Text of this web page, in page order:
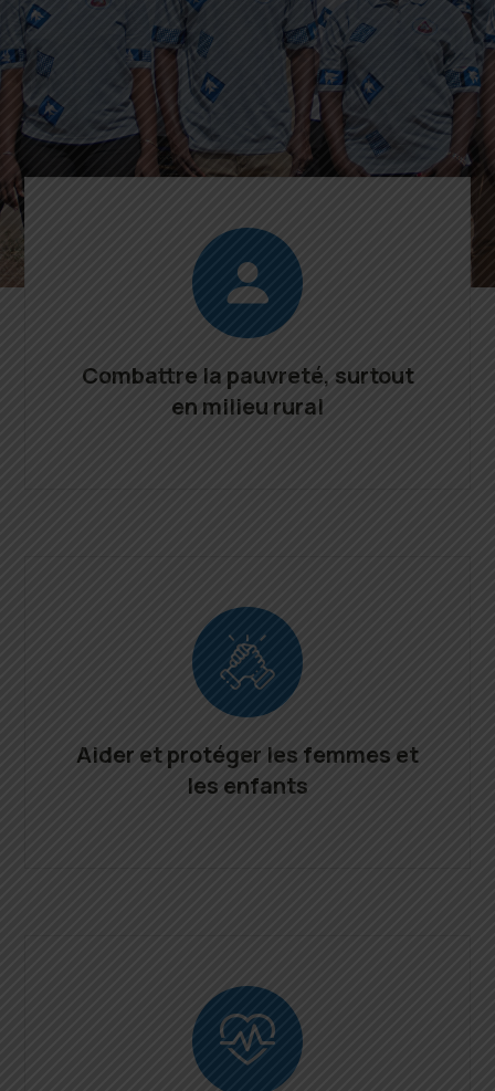
Combattre la pauvreté, surtout
en milieu rural
Aider et protéger les femmes et
les enfants